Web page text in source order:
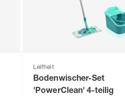
Leifheit
Bodenwischer-Set
'PowerClean' 4-teilig